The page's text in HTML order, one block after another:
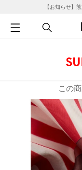
【お知らせ】
この